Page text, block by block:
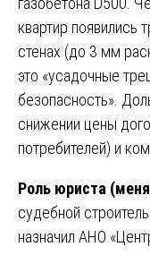
квартир появились
стенах (до 3 мм
это «усадочные
безопасность».
снижении цены
потребителей) и
Роль юриста
судебной
назначил АНО